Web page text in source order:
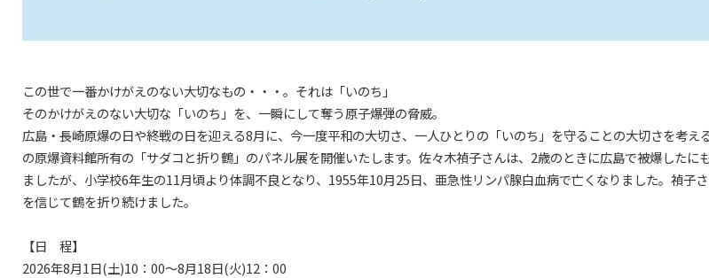
この世で一番かけがえのない大切なもの・・・。それは「いのち」
そのかけがえのない大切な「いのち」を、一瞬にして奪う原子爆弾の脅威。
広島・長崎原爆の日や終戦の日を迎える8月に、今一度平和の大切さ、一人ひとりの「いのち」を守ることの大切さを考え
の原爆資料館所有の「サダコと折り鶴」のパネル展を開催いたします。佐々木禎子さんは、2歳のときに広島で被爆したに
ましたが、小学校6年生の11月頃より体調不良となり、1955年10月25日、亜急性リンパ腺白血病で亡くなりました。禎子
を信じて鶴を折り続けました。
【日 程】
2026年8月1日(土)10：00～8月18日(火)12：00